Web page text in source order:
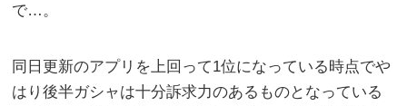
で…。
同日更新のアプリを上回って1位になっている時点でや
はり後半ガシャは十分訴求力のあるものとなっている